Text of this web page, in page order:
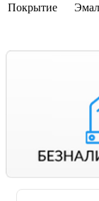
Покрытие